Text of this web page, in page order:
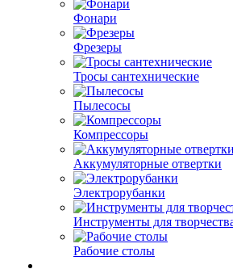
Фонари
Фрезеры
Тросы сантехнические
Пылесосы
Компрессоры
Аккумуляторные отвертки
Электрорубанки
Инструменты для
Рабочие столы